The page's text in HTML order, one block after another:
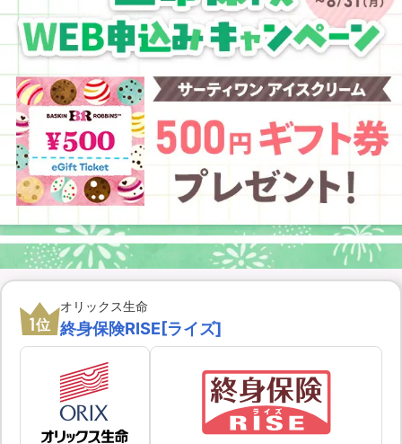
1位
オリックス生命
終身保険RISE[ライズ]